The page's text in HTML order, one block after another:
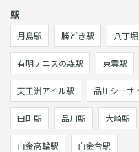
駅
月島駅 勝どき駅 八丁
有明テニスの森駅 東雲駅
天王洲アイル駅 品川シーサ
田町駅 品川駅 大崎駅
白金高輪駅 白金台駅